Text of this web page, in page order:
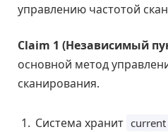
управлению частотой
Claim 1 (Независимый
основной метод
сканирования.
Система хранит